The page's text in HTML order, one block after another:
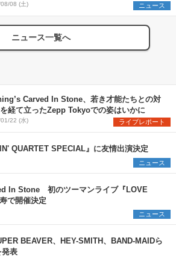
08 (土) ニュース
ニュース一覧へ
Carved In Stone、若き才能たちとの対
経て立ったZepp Tokyoでの姿はいかに
22 (水) ライブレポート
QUARTET SPECIAL』に友情出演決定
ニュース
In Stone 初のツーマンライブ『LOVE
で開催決定
ニュース
BEAVER、HEY-SMITH、BAND-MAIDら
発表